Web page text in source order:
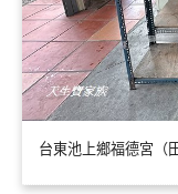
台東池上鄉福德宮（